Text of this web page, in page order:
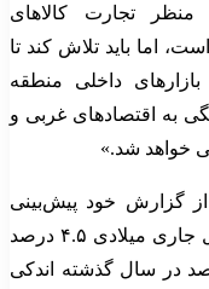
تجارت کالاهای
اما باید تلاش کند تا
داخلی منطقه
به اقتصادهای غربی و
خواهد شد.»
گزارش خود پیش‌بینی
کرده است که رشد اقتصادی آسیا در سال جاری میلادی ۴.۵ درصد
این رقم در مقایسه با ۴.۶ درصد در سال گذشته اندکی